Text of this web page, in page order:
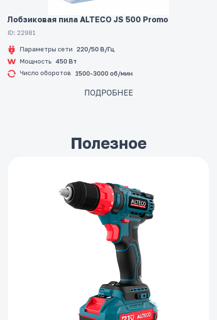
Лобзиковая пила ALTECO JS 500 Promo
ID: 22981
Параметры сети 220/50 В/Гц
Мощность 450 Вт
Число оборотов
1500-3000 об/мин
ПОДРОБНЕЕ
Полезное